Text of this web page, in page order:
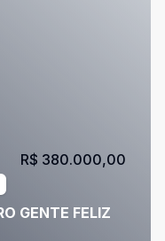
GENTE FELIZ
R$ 380.000,00